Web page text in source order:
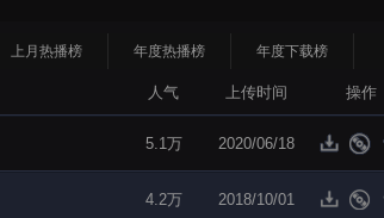
上月热播榜 年度热播榜 年度下载榜
人气 上传时间 操作
5.1万 2020/06/18
4.2万 2018/10/01